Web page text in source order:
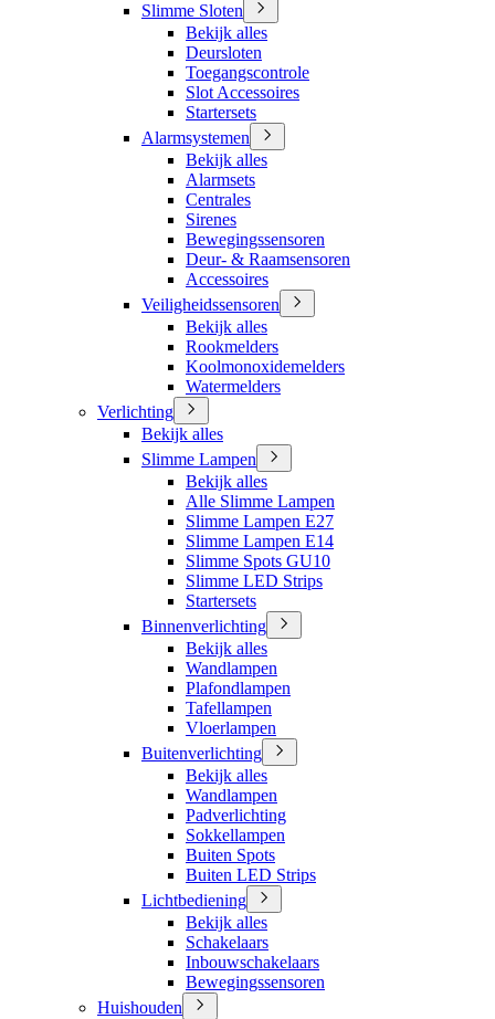
Slimme Sloten
Bekijk alles
Deursloten
Toegangscontrole
Slot Accessoires
Startersets
Alarmsystemen
Bekijk alles
Alarmsets
Centrales
Sirenes
Bewegingssensoren
Deur- & Raamsensoren
Accessoires
Veiligheidssensoren
Bekijk alles
Rookmelders
Koolmonoxidemelders
Watermelders
Verlichting
Bekijk alles
Slimme Lampen
Bekijk alles
Alle Slimme Lampen
Slimme Lampen E27
Slimme Lampen E14
Slimme Spots GU10
Slimme LED Strips
Startersets
Binnenverlichting
Bekijk alles
Wandlampen
Plafondlampen
Tafellampen
Vloerlampen
Buitenverlichting
Bekijk alles
Wandlampen
Padverlichting
Sokkellampen
Buiten Spots
Buiten LED Strips
Lichtbediening
Bekijk alles
Schakelaars
Inbouwschakelaars
Bewegingssensoren
Huishouden